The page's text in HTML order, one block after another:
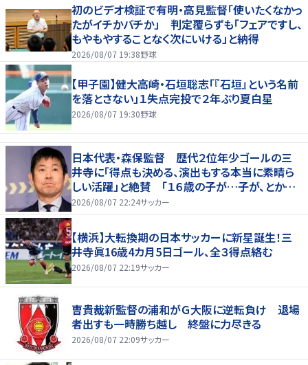
初のビデオ検証で有明・高見監督「使いたくなかっ
たがイチかバチか」 判定覆らずも「フェアですし、
もやもやすることなく次にいける」と納得
2026/08/07 19:38野球
【甲子園】健大高崎・石垣聡志「『石垣』という名前
を落とさない」１失点完投で２年ぶり夏白星
2026/08/07 19:30野球
日本代表・森保監督 歴代２位年少ゴールの三
井寺に「得点も決める、演出もする本当に素晴ら
しい活躍」と絶賛 「１６歳の子が…子が、とかっ
て言ったら本当に失礼ですね」と自省
2026/08/07 22:24サッカー
【横浜】大転換期の日本サッカーに新星誕生！三
井寺眞16歳4カ月5日ゴール、全３得点絡む
2026/08/07 22:19サッカー
曺貴裁新監督の浦和がＧ大阪に逆転負け 退場
者出すも一時勝ち越し 終盤に力尽きる
2026/08/07 22:09サッカー